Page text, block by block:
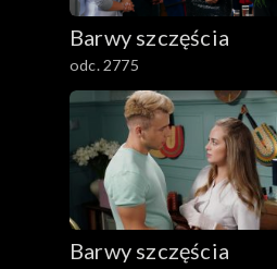
Barwy szczęścia
odc. 2775
Barwy szczęścia